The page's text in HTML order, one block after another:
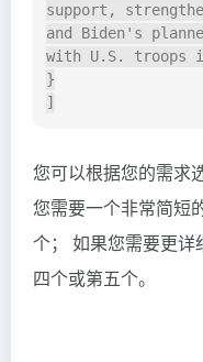
support,
and Biden's
with U.S. troops
}
您可以根据您的需求
您需要一个非常简短
个； 如果您需要更
四个或第五个。